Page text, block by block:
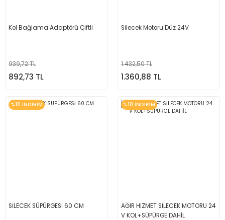
Kol Bağlama Adaptörü Çiftli
939,72 TL
892,73 TL
Silecek Motoru Düz 24V
1.432,50 TL
1.360,88 TL
%10 İNDİRİM
SİLECEK SÜPÜRGESİ 60 CM
%10 İNDİRİM
AĞIR HİZMET SİLECEK MOTORU 24
V KOL+SÜPÜRGE DAHİL